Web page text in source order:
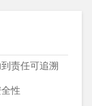
责任可追溯
性